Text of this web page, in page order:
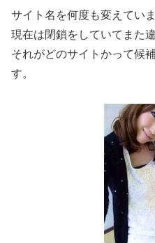
サイト名を何度も変えていま
現在は閉鎖をしていてまた
それがどのサイトかって候
す。